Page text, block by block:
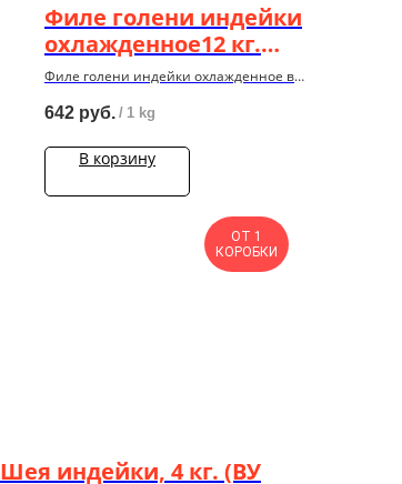
Филе голени индeйки
охлажденное12 кг.
(коробка)
Филе голени индeйки охлажденное в
642 руб. / 1 kg
В корзину
ОТ 1
КОРОБКИ
Шея индейки, 4 кг. (ВУ